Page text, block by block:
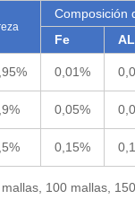
Composición
Fe
AL
0,01%
0,05%
0,15%
100 mallas,